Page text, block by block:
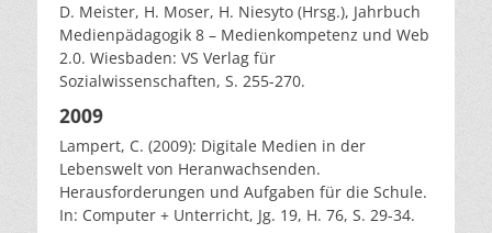
D. Meister, H. Moser, H. Niesyto (Hrsg.), Jahrbuch
Medienpädagogik 8 – Medienkompetenz und Web
2.0. Wiesbaden: VS Verlag für
Sozialwissenschaften, S. 255-270.
2009
Lampert, C. (2009): Digitale Medien in der
Lebenswelt von Heranwachsenden.
Herausforderungen und Aufgaben für die Schule.
In: Computer + Unterricht, Jg. 19, H. 76, S. 29-34.